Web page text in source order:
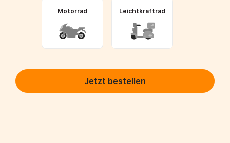
Motorrad Leichtkraftrad
Jetzt bestellen